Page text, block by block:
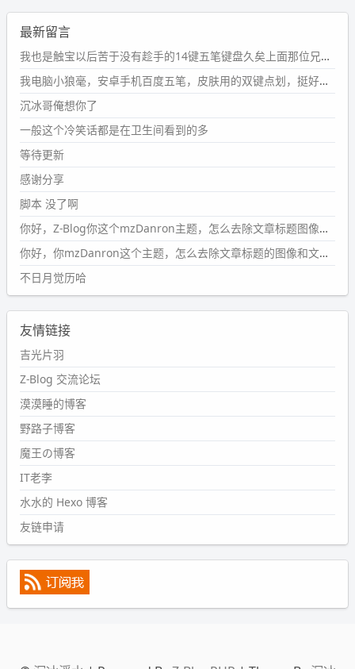
wdssmq
2024-09-23 21:00:49
#PubWord要不我每年汇总整理一次？？碎雨集_沉冰浮水_
第1页https://www.wdssmq.com/tag/%E7%A2%8E%E9%9
B%A8%E9%9B%86/
wdssmq
2024-09-23 20:58:40
#PubWord
条嘟？？？？
wdssmq
2024-09-15 10:32:07
#PubWordVSCode 内 git 操作卡住的时候没办法主动取消
一直是个痛点，一般都是推送或拉取，今天连提交都卡
了。。
wdssmq
2024-09-11 08:45:43
#PubWord
然后天凉了，为了应对踢被子买了睡袋，不知道 1.2 米会不
会略窄。。
wdssmq
2024-09-09 19:43:00
#PubWord
表，21 年 11 月底发现 B 站上线了这部，直到前几天才看
完，还是分两次看的。。接下来有五项是 2019 年的，都是
电影 —— 略长的待办列表。。
最新留言
我也是触宝以后苦于没有趁手的14键五笔键盘久矣上面那位兄台用的百度双键点划布局我也用过很久，那个皮肤做得很粗糙，个别键位的触发区域是错位的，快速打字时很容易出错，修改它的皮肤文件校正后勉强能用，但早年出的皮肤分辨率太低，实在谈不上美观。百度小米定制版的商店里有一个"小黑板"皮肤还不错(百度官方输入法商店里没有)，但那个风格我不喜欢这两天找到了一个叫"森林集"的公众号，开发了海量的皮肤，很多都有14键版本，付费但很便宜，几块钱，终于有自己满意的输入法了搜了一下，这个工作室还是百度的官方合作伙伴，不知道为什么14键作品都不在官方商店上架，难道是百度官方在刻意放弃14键？
我电脑小狼毫，安卓手机百度五笔，皮肤用的双键点划，挺好的。
沉冰哥俺想你了
一般这个冷笑话都是在卫生间看到的多
等待更新
感谢分享
脚本 没了啊
你好，Z-Blog你这个mzDanron主题，怎么去除文章标题图像和文章摘要，仅显示标题，感谢回复！
你好，你mzDanron这个主题，怎么去除文章标题的图像和文章摘要！仅显示标题，感谢回复解决！
不日月觉历哈
友情链接
吉光片羽
Z-Blog 交流论坛
漠漠睡的博客
野路子博客
魔王の博客
IT老李
水水的 Hexo 博客
友链申请